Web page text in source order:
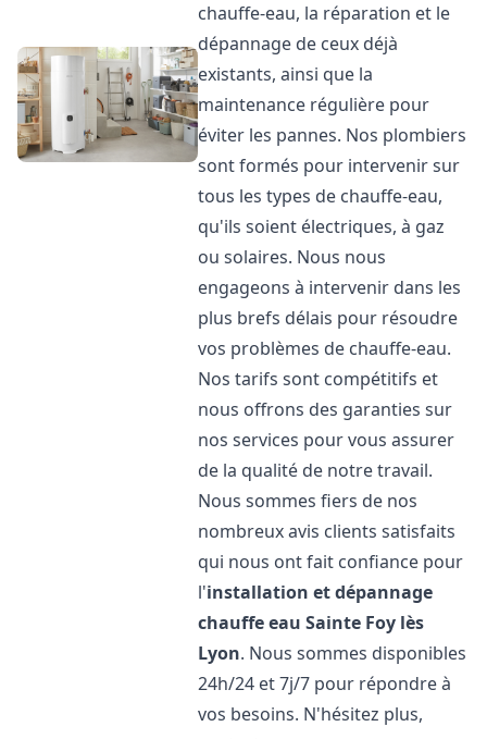
chauffe-eau, la réparation et le
dépannage de ceux déjà
existants, ainsi que la
maintenance régulière pour
éviter les pannes. Nos plombiers
sont formés pour intervenir sur
tous les types de chauffe-eau,
qu'ils soient électriques, à gaz
ou solaires. Nous nous
engageons à intervenir dans les
plus brefs délais pour résoudre
vos problèmes de chauffe-eau.
Nos tarifs sont compétitifs et
nous offrons des garanties sur
nos services pour vous assurer
de la qualité de notre travail.
Nous sommes fiers de nos
nombreux avis clients satisfaits
qui nous ont fait confiance pour
l'installation et dépannage
chauffe eau Sainte Foy lès
Lyon. Nous sommes disponibles
24h/24 et 7j/7 pour répondre à
vos besoins. N'hésitez plus,